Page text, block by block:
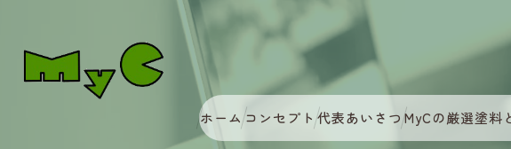
ホーム コンセプト 代表あいさつ MyCの厳選塗料